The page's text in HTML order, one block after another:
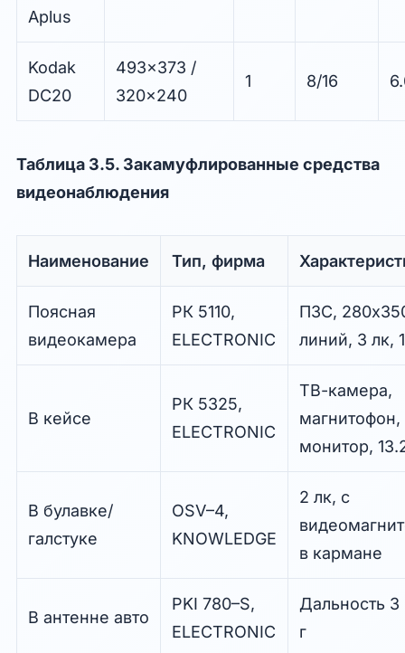
Aplus
Kodak
DC20
493x373 /
320x240
1 8/16
Таблица 3.5. Закамуфлированные средства
видеонаблюдения
Наименование Тип, фирма
Поясная
видеокамера
РК 5110,
ELECTRONIC
ПЗС,
линий, 3 лк,
В кейсе
РК 5325,
ELECTRONIC
ТВ-камера,
магнитофон,
монитор,
В булавке/
галстуке
OSV–4,
KNOWLEDGE
2 лк, с
в кармане
В антенне авто
PKI 780–S,
ELECTRONIC
Дальность
г